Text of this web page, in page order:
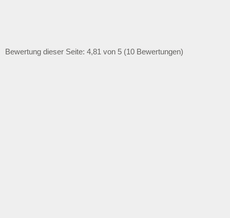
Bewertung dieser Seite: 4,81 von 5 (10 Bewertungen)